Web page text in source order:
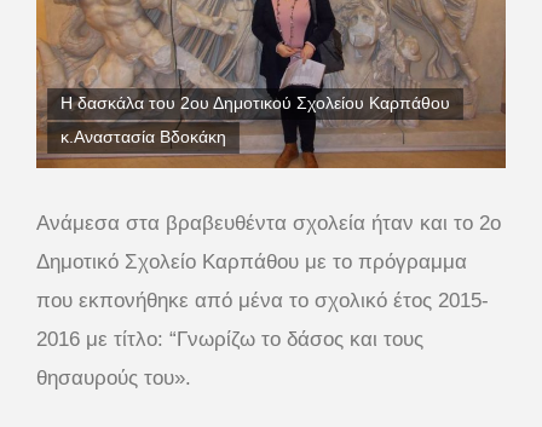
Η δασκάλα του 2ου Δημοτικού Σχολείου Καρπάθου
κ.Αναστασία Βδοκάκη
Ανάμεσα στα βραβευθέντα σχολεία ήταν και το 2ο
Δημοτικό Σχολείο Καρπάθου με το πρόγραμμα
που εκπονήθηκε από μένα το σχολικό έτος 2015-
2016 με τίτλο: “Γνωρίζω το δάσος και τους
θησαυρούς του».